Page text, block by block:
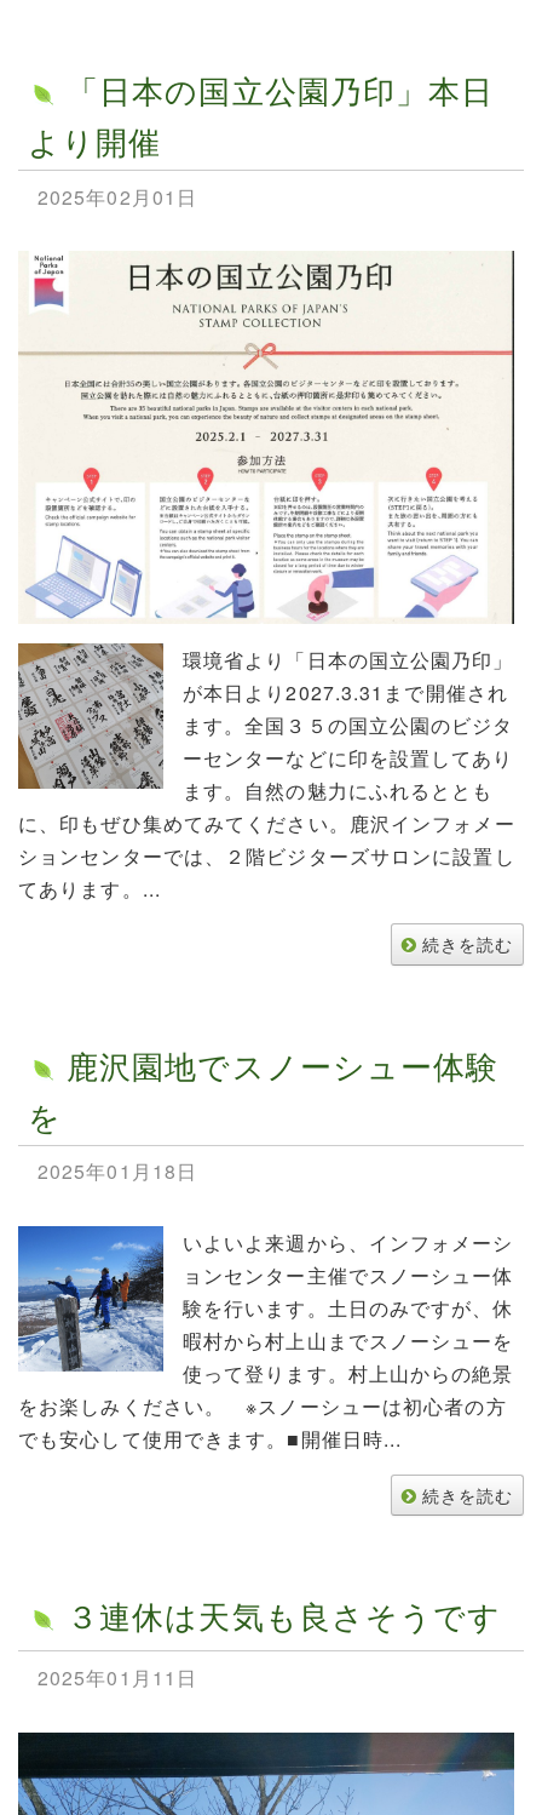
「日本の国立公園乃印」本日
より開催
2025年02月01日
環境省より「日本の国立公園乃印」
が本日より2027.3.31まで開催され
ます。全国３５の国立公園のビジタ
ーセンターなどに印を設置してあり
ます。自然の魅力にふれるととも
に、印もぜひ集めてみてください。鹿沢インフォメー
ションセンターでは、２階ビジターズサロンに設置し
てあります。...
続きを読む
鹿沢園地でスノーシュー体験
を
2025年01月18日
いよいよ来週から、インフォメーシ
ョンセンター主催でスノーシュー体
験を行います。土日のみですが、休
暇村から村上山までスノーシューを
使って登ります。村上山からの絶景
をお楽しみください。 ※スノーシューは初心者の方
でも安心して使用できます。■開催日時...
続きを読む
３連休は天気も良さそうです
2025年01月11日